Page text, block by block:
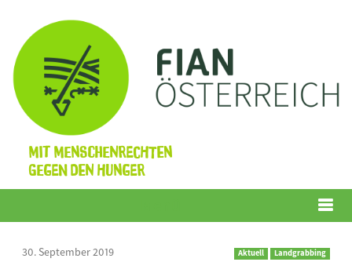
Mit Menschenrechten
gegen den Hunger
30. September 2019 Aktuell Landgrabbing